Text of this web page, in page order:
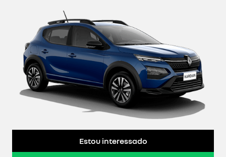
Estou interessado